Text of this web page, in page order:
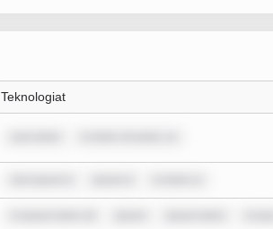
Teknologiat